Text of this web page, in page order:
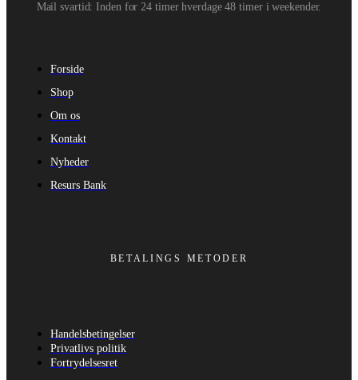
Mail svartid: Inden for 24 timer hverdage 48 timer i weekender.
Forside
Shop
Om os
Kontakt
Nyheder
Resurs Bank
BETALINGS METODER
Handelsbetingelser
Privatlivs politik
Fortrydelsesret